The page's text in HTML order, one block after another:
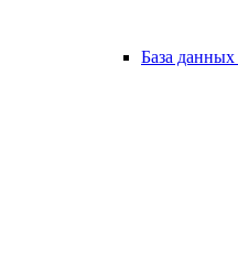
База